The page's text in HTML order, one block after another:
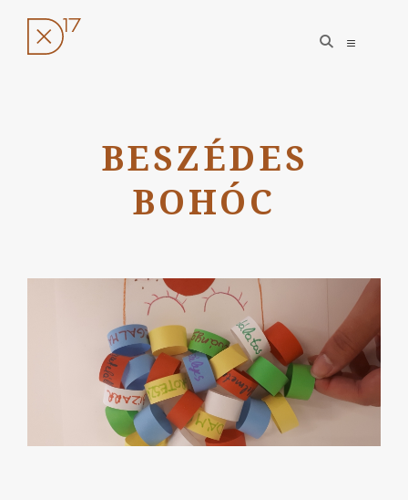
open
search
open
BESZÉDES
BOHÓC